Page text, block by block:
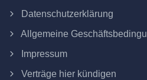
Datenschutzerklärung
Allgemeine
Impressum
Verträge hier kündigen